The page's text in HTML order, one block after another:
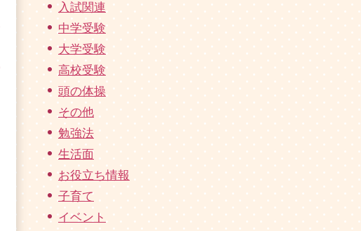
入試関連
中学受験
大学受験
高校受験
頭の体操
その他
勉強法
生活面
お役立ち情報
子育て
イベント